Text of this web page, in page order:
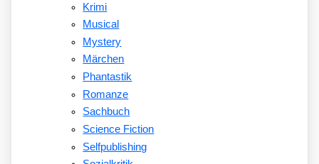
Krimi
Musical
Mystery
Märchen
Phantastik
Romanze
Sachbuch
Science Fiction
Selfpublishing